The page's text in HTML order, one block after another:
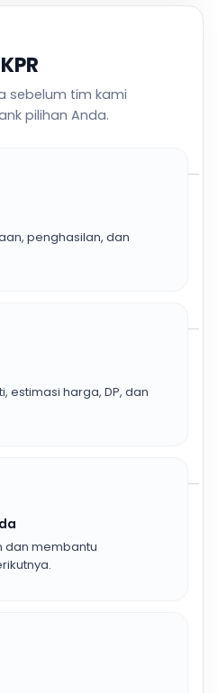
sebelum tim kami
pilihan Anda.
penghasilan, dan
estimasi harga, DP, dan
dan membantu